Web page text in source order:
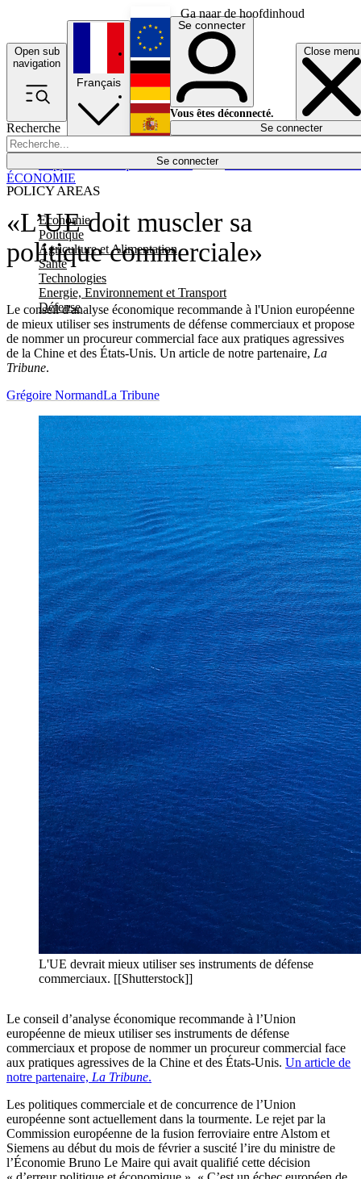
Ga naar de hoofdinhoud
Open sub
navigation
Close menu
Recherche
Se connecter
POLICY AREAS
Economie
Politique
Agriculture et Alimentation
Santé
Technologies
Energie, Environnement et Transport
Défense
Économie
Français
English
Deutsch
Español
Se connecter
Vous êtes déconnecté.
Se connecter
«L’UE doit muscler sa
politique commerciale»
Le conseil d'analyse économique recommande à l'Union européenne
de mieux utiliser ses instruments de défense commerciaux et propose
de nommer un procureur commercial face aux pratiques agressives
de la Chine et des États-Unis. Un article de notre partenaire, La
Tribune.
ÉCONOMIE
Grégoire NormandLa Tribune
L'UE devrait mieux utiliser ses instruments de défense
commerciaux. [[Shutterstock]]
Le conseil d’analyse économique recommande à l’Union
européenne de mieux utiliser ses instruments de défense
commerciaux et propose de nommer un procureur commercial face
aux pratiques agressives de la Chine et des États-Unis. Un article de
notre partenaire, La Tribune.
Les politiques commerciale et de concurrence de l’Union
européenne sont actuellement dans la tourmente. Le rejet par la
Commission européenne de la fusion ferroviaire entre Alstom et
Siemens au début du mois de février a suscité l’ire du ministre de
l’Économie Bruno Le Maire qui avait qualifié cette décision